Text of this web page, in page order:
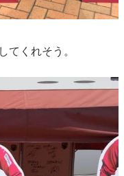
くれそう。